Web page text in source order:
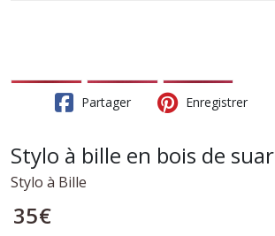
Partager Enregistrer
Stylo à bille en bois de suar
Stylo à Bille
35€